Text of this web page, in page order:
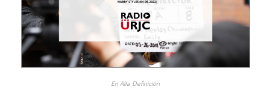
En Alta Definición